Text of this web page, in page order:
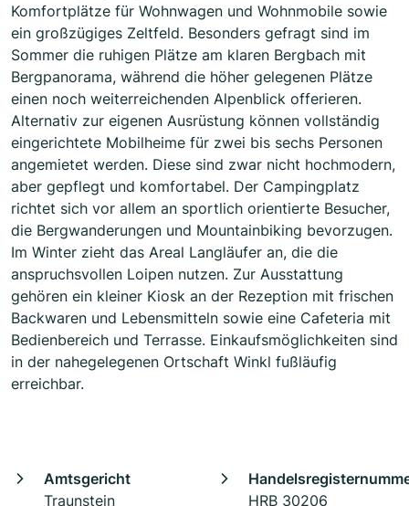
Komfortplätze für Wohnwagen und Wohnmobile sowie
ein großzügiges Zeltfeld. Besonders gefragt sind im
Sommer die ruhigen Plätze am klaren Bergbach mit
Bergpanorama, während die höher gelegenen Plätze
einen noch weiterreichenden Alpenblick offerieren.
Alternativ zur eigenen Ausrüstung können vollständig
eingerichtete Mobilheime für zwei bis sechs Personen
angemietet werden. Diese sind zwar nicht hochmodern,
aber gepflegt und komfortabel. Der Campingplatz
richtet sich vor allem an sportlich orientierte Besucher,
die Bergwanderungen und Mountainbiking bevorzugen.
Im Winter zieht das Areal Langläufer an, die die
anspruchsvollen Loipen nutzen. Zur Ausstattung
gehören ein kleiner Kiosk an der Rezeption mit frischen
Backwaren und Lebensmitteln sowie eine Cafeteria mit
Bedienbereich und Terrasse. Einkaufsmöglichkeiten sind
in der nahegelegenen Ortschaft Winkl fußläufig
erreichbar.
Amtsgericht
Traunstein
HRB 30206